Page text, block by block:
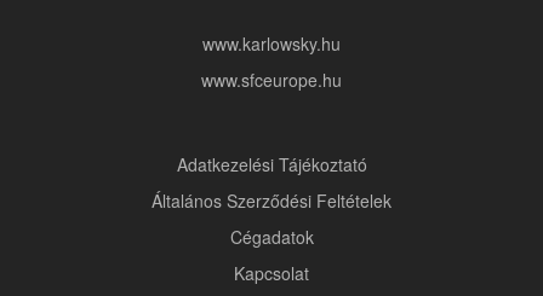
www.karlowsky.hu
www.sfceurope.hu
Adatkezelési Tájékoztató
Általános Szerződési Feltételek
Cégadatok
Kapcsolat